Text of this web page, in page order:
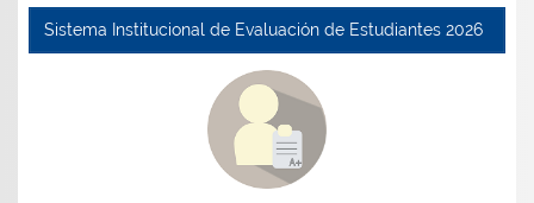
Sistema Institucional de Evaluación de Estudiantes 2026